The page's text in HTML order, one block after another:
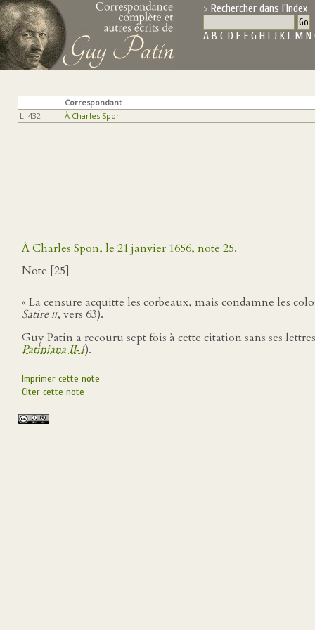
Rechercher dans l'Index
A B C D E F G H I J K L M N